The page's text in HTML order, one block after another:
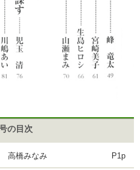
の目次
高橋みなみ P1p